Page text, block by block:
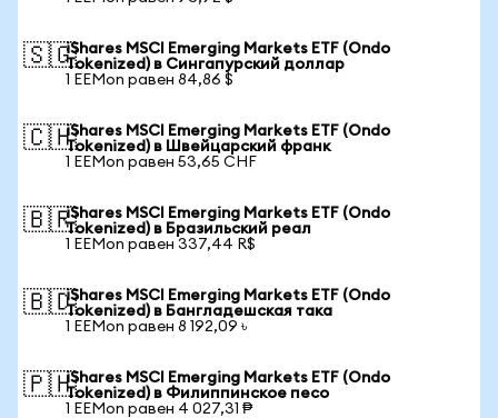
🇸🇬iShares MSCI Emerging Markets ETF (Ondo
Tokenized) в Сингапурский доллар
1 EEMon равен 84,86 $
🇨🇭iShares MSCI Emerging Markets ETF (Ondo
Tokenized) в Швейцарский франк
1 EEMon равен 53,65 CHF
🇧🇷iShares MSCI Emerging Markets ETF (Ondo
Tokenized) в Бразильский реал
1 EEMon равен 337,44 R$
🇧🇩iShares MSCI Emerging Markets ETF (Ondo
Tokenized) в Бангладешская така
1 EEMon равен 8 192,09 ৳
🇵🇭iShares MSCI Emerging Markets ETF (Ondo
Tokenized) в Филиппинское песо
1 EEMon равен 4 027,31 ₱